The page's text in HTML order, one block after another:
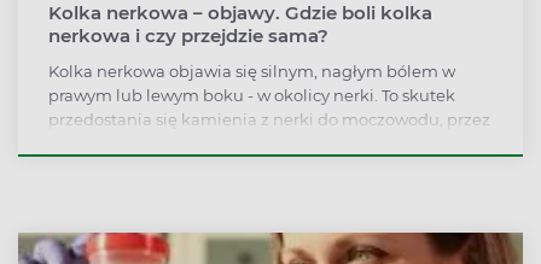
Kolka nerkowa – objawy. Gdzie boli kolka
nerkowa i czy przejdzie sama?
Kolka nerkowa objawia się silnym, nagłym bólem w
prawym lub lewym boku - w okolicy nerki. To skutek
przedostania się kamienia z nerki do moczowodu, przez